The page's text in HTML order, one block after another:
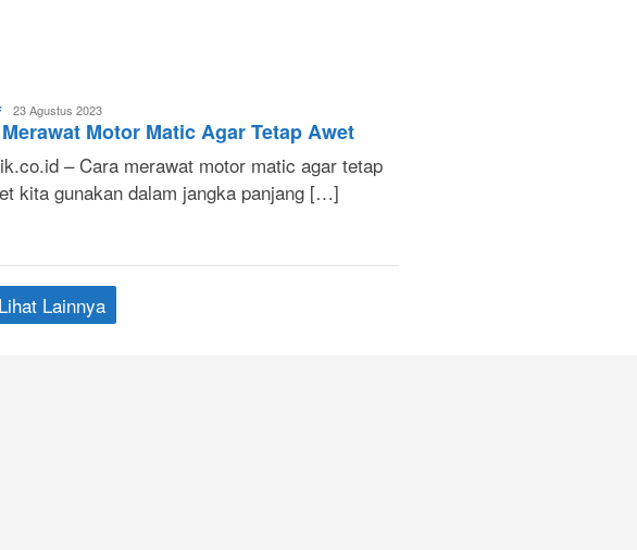
Lani
Nuraeni
23 Agustus 2023
Motor Matic Agar Tetap Awet
– Cara merawat motor matic agar tetap
kita gunakan dalam jangka panjang […]
Lihat Lainnya